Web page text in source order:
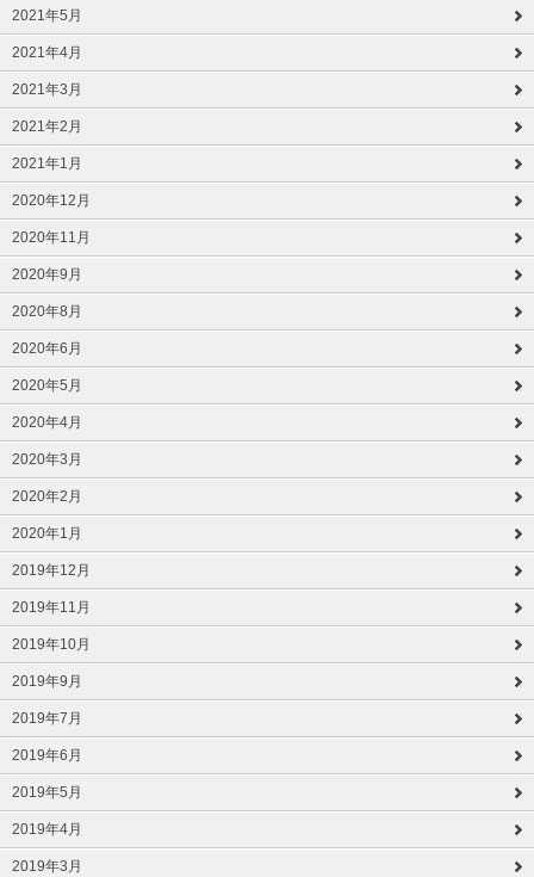
2021年5月
2021年4月
2021年3月
2021年2月
2021年1月
2020年12月
2020年11月
2020年9月
2020年8月
2020年6月
2020年5月
2020年4月
2020年3月
2020年2月
2020年1月
2019年12月
2019年11月
2019年10月
2019年9月
2019年7月
2019年6月
2019年5月
2019年4月
2019年3月